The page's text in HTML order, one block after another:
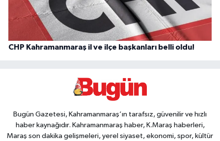
CHP Kahramanmaraş il ve ilçe başkanları belli oldu!
Bugün Gazetesi, Kahramanmaraş’ın tarafsız, güvenilir ve hızlı
haber kaynağıdır. Kahramanmaraş haber, K.Maraş haberleri,
Maraş son dakika gelişmeleri, yerel siyaset, ekonomi, spor, kültür